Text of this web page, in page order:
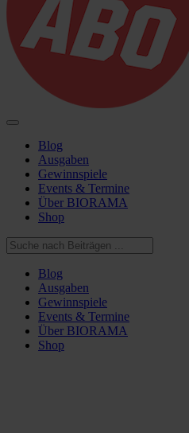
Blog
Ausgaben
Gewinnspiele
Events & Termine
Über BIORAMA
Shop
Blog
Ausgaben
Gewinnspiele
Events & Termine
Über BIORAMA
Shop